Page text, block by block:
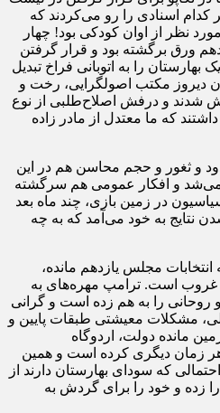
کدام اسنادی را رو می‌کردند که
نظر از اوان کودکی بود! چهار
ورق برگشته بود و قرار گرفتن
بهارستان را به اتوبانی فراخ تبدیل
دیروز مکتب اصولگرایی، رخت و
شدند و درفش اصلاح‌طلبی از نوع
که ما معتدل از مادر زاده
و ثغور و حجم محاسن هم در این
و افکار عمومی هم سرگشته
در زمین بازی، چند ماه بعد
نتایج به خود می‌آمد که به چه
مجلس یازدهم مانده،
غروب است. ترامپ مهره‌های به
را به هم زده است و گرانی
مشکلات معیشتی طبقات پایین و
مانده دولت، اردوگاه
هر زمان دیگری کرده است و همین
که سودای بهارستان دارند از
زده و خود را برای گردش به